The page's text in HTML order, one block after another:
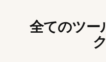
全てのツー